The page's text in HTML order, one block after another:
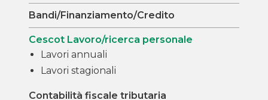
Bandi/Finanziamento/Credito
Cescot Lavoro/ricerca personale
Lavori annuali
Lavori stagionali
Contabilità fiscale tributaria